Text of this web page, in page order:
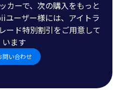
カーで、次の購入をもっと
ユーザー様には、アイトラ
ード特別割引をご用意して
います
問い合わせ